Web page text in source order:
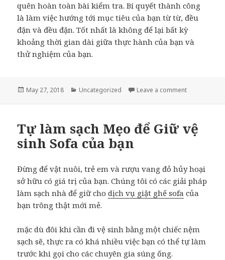
quên hoàn toàn bài kiểm tra. Bí quyết thành công
là làm việc hướng tới mục tiêu của bạn từ từ, đều
đặn và đều đặn. Tốt nhất là không để lại bất kỳ
khoảng thời gian dài giữa thực hành của bạn và
thử nghiệm của bạn.
Posted
May 27, 2018 Categories
Uncategorized Leave a comment
Tự làm sạch Mẹo để Giữ vệ
sinh Sofa của bạn
Đừng để vật nuôi, trẻ em và rượu vang đỏ hủy hoại
sở hữu có giá trị của bạn. Chúng tôi có các giải pháp
làm sạch nhà để giữ chodịch vụ giặt ghế sofa của
bạn trông thật mới mẻ.
mặc dù đôi khi cần đi vệ sinh bằng một chiếc nệm
sạch sẽ, thực ra có khá nhiều việc bạn có thể tự làm
trước khi gọi cho các chuyên gia súng ống.